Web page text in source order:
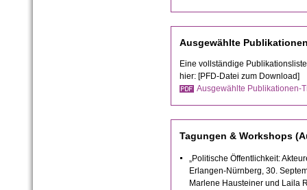
Ausgewählte
Eine vollständige
hier: [PFD-Datei zum Download]
Ausgewählte Publikationen-
Tagungen & Workshops
„Politische Öffentlichkeit:
Erlangen-Nürnberg, 30.
Marlene Hausteiner und Laila